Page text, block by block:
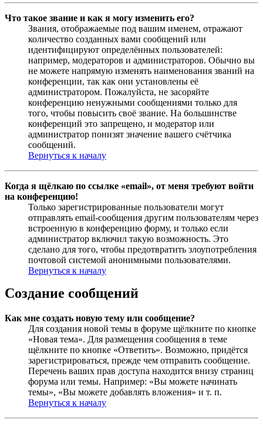
Что такое звание и как я могу изменить его?
Звания, отображаемые под вашим именем, отражают
количество созданных вами сообщений или
идентифицируют определённых пользователей:
например, модераторов и администраторов. Обычно вы
не можете напрямую изменять наименования званий на
конференции, так как они установлены её
администратором. Пожалуйста, не засоряйте
конференцию ненужными сообщениями только для
того, чтобы повысить своё звание. На большинстве
конференций это запрещено, и модератор или
администратор понизят значение вашего счётчика
сообщений.
Вернуться к началу
Когда я щёлкаю по ссылке «email», от меня требуют войти
на конференцию!
Только зарегистрированные пользователи могут
отправлять email-сообщения другим пользователям через
встроенную в конференцию форму, и только если
администратор включил такую возможность. Это
сделано для того, чтобы предотвратить злоупотребления
почтовой системой анонимными пользователями.
Вернуться к началу
Создание сообщений
Как мне создать новую тему или сообщение?
Для создания новой темы в форуме щёлкните по кнопке
«Новая тема». Для размещения сообщения в теме
щёлкните по кнопке «Ответить». Возможно, придётся
зарегистрироваться, прежде чем отправить сообщение.
Перечень ваших прав доступа находится внизу страниц
форума или темы. Например: «Вы можете начинать
темы», «Вы можете добавлять вложения» и т. п.
Вернуться к началу